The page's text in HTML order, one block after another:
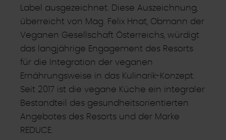
Label ausgezeichnet. Diese Auszeichnung,
überreicht von Mag. Felix Hnat, Obmann der
Veganen Gesellschaft Österreichs, würdigt
das langjährige Engagement des Resorts
für die Integration der veganen
Ernährungsweise in das Kulinarik-Konzept.
Seit 2017 ist die vegane Küche ein integraler
Bestandteil des gesundheitsorientierten
Angebotes des Resorts und der Marke
REDUCE.